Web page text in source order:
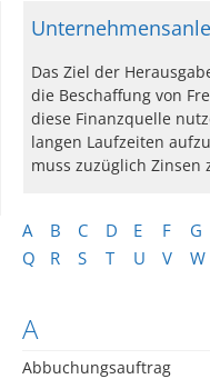
A B C D E F G
Q
R S T U V W
A
Abbuchungsauftrag
Das Ziel der
die Beschaffung von
diese Finanzquelle
langen Laufzeiten
muss zuzüglich Zinsen